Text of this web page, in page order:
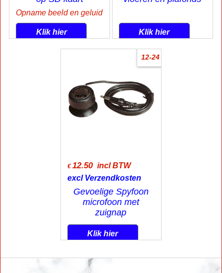
€ 79.00 incl BTW
Opname beeld en geluid
€ 24.95 incl BTW
Luister door muren,
Klik hier
€ 12.50 incl BTW
excl Verzendkosten